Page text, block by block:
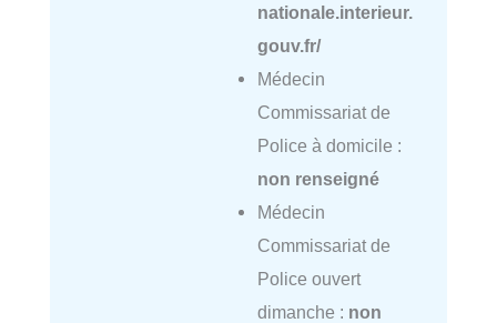
nationale.interieur.
gouv.fr/
Médecin
Commissariat de
Police à domicile :
non renseigné
Médecin
Commissariat de
Police ouvert
dimanche : non